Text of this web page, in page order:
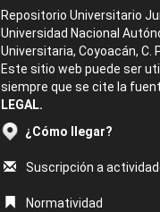
Repositorio Universitario
Universidad Nacional
Universitaria, Coyoacán, C.
Este sitio web puede ser
siempre que se cite la
LEGAL.
¿Cómo llegar?
Suscripción a
Normatividad